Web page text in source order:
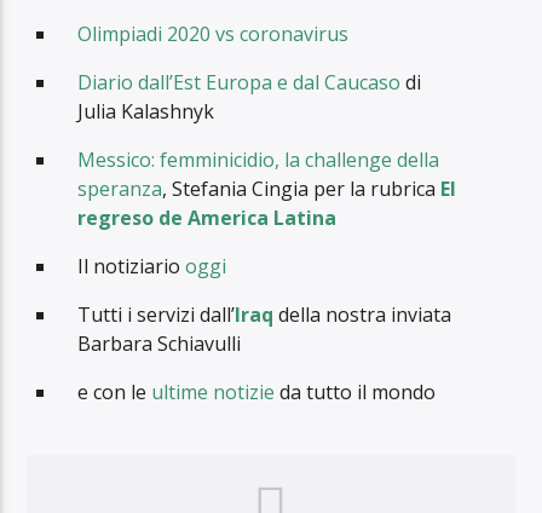
Olimpiadi 2020 vs coronavirus
Diario dall’Est Europa e dal Caucaso di
Julia Kalashnyk
Messico: femminicidio, la challenge della
speranza, Stefania Cingia per la rubrica El
regreso de America Latina
Il notiziariooggi
Tutti i servizi dall’Iraq della nostra inviata
Barbara Schiavulli
e con le ultime notizie da tutto il mondo